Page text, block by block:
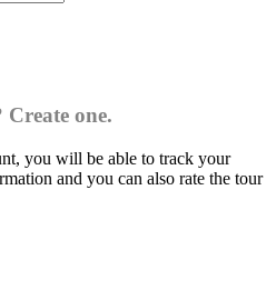
one.
you will be able to track your
and you can also rate the tour